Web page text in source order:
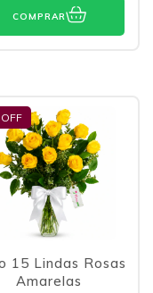
COMPRAR
15 Lindas Rosas
Amarelas